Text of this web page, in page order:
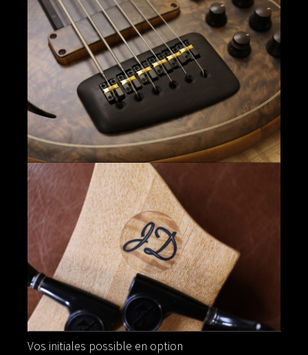
Vos initiales possible en option